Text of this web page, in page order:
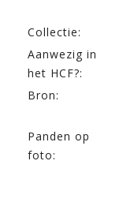
Collectie:
Aanwezig in
het HCF?:
Bron:
Panden op
foto: